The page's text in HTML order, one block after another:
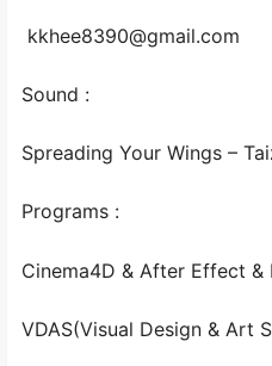
kkhee8390@gmail.com
Sound :
Spreading Your Wings –
Programs :
Cinema4D & After Effect &
VDAS(Visual Design & Art